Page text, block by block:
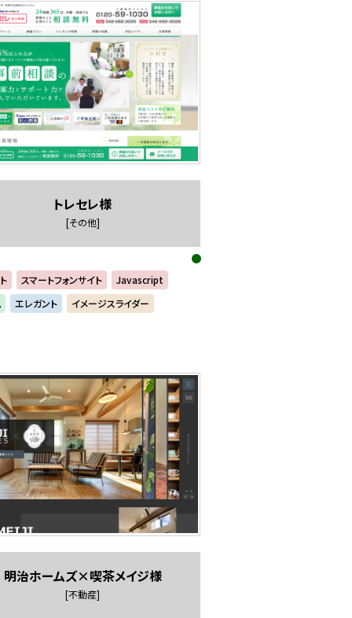
トレセレ様
[その他]
スマートフォンサイト
Javascript
エレガント イメージスライダー
明治ホームズ×喫茶メイジ様
[不動産]